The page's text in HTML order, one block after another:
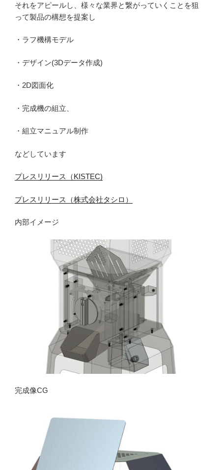
それをアピールし、様々な業界と繋がっていくことを狙
って製品の構想を提案し
・ラフ機構モデル
・デザイン(3Dデータ作成)
・2D図面化
・完成機の組立、
・組立マニュアル制作
などしています
プレスリリース（KISTEC)
プレスリリース（株式会社タシロ）
内部イメージ
完成像CG